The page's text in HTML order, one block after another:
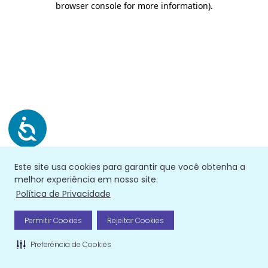
Este site usa cookies para garantir que você obtenha a
melhor experiência em nosso site.
Política de Privacidade
Permitir Cookies Rejeitar Cookies
Preferência de Cookies
browser console for more information).